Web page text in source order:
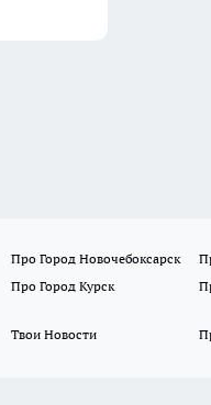
Про Город Новочебоксарск
Про Город Курск
Твои Новости